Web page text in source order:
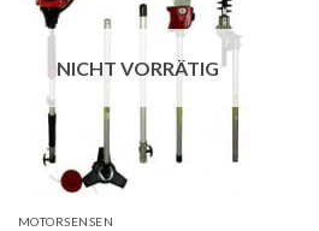
NICHT VORRÄTIG
MOTORSENSEN